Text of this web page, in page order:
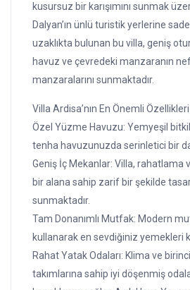
kusursuz bir karışımını sunmak
Dalyan’ın ünlü turistik yerlerine
uzaklıkta bulunan bu villa, geniş
havuz ve çevredeki manzaranın
manzaralarını sunmaktadır.
Villa Ardisa’nın En Önemli Özellikleri
Özel Yüzme Havuzu: Yemyeşil
tenha havuzunuzda serinletici bir
Geniş İç Mekanlar: Villa, rahatlama
bir alana sahip zarif bir şekilde
sunmaktadır.
Tam Donanımlı Mutfak: Modern
kullanarak en sevdiğiniz yemekleri
Rahat Yatak Odaları: Klima ve
takımlarına sahip iyi döşenmiş